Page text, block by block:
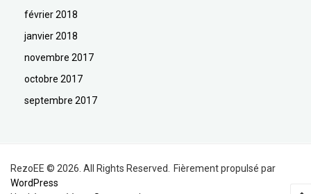
février 2018
janvier 2018
novembre 2017
octobre 2017
septembre 2017
RezoEE © 2026. All Rights Reserved. Fièrement propulsé par
WordPress